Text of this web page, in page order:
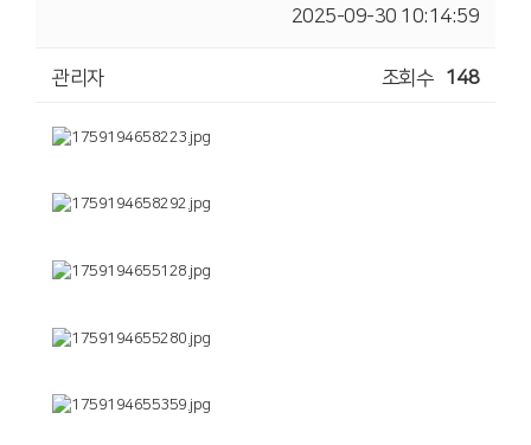
2025-09-30 10:14:59
관리자 조회수 148